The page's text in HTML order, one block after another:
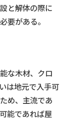
と解体の際に
要がある。
な木材、クロ
は地元で入手可
め、主流であ
能であれば屋